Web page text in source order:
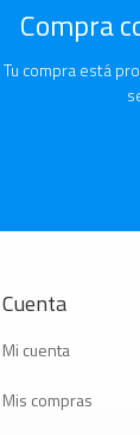
Compra
Tu compra está
Cuenta
Mi cuenta
Mis compras